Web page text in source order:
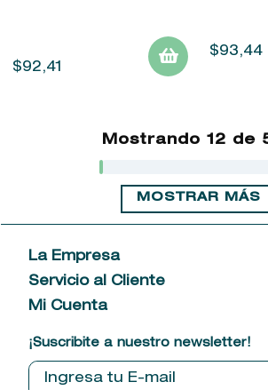
$92,41
$93,44
Mostrando 12 de
MOSTRAR MÁS
La Empresa
Acerca de las Fragancias
Ventas al por mayor
Política de entrega
Tiendas
Servicio al Cliente
Contáctanos
Comprobantes electrónicos
Mi Cuenta
¡Suscribite a nuestro newsletter!